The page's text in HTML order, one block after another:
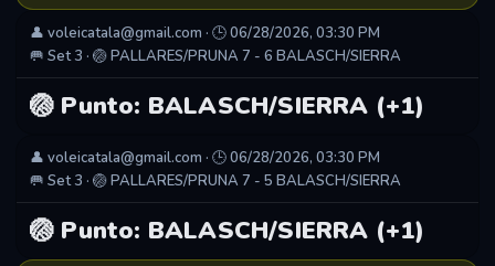
👤 voleicatala@gmail.com · 🕒 06/28/2026, 03:30 PM
🥅 Set 3 · 🏐 PALLARES/PRUNA 7 - 6 BALASCH/SIERRA
🏐 Punto: BALASCH/SIERRA (+1)
👤 voleicatala@gmail.com · 🕒 06/28/2026, 03:30 PM
🥅 Set 3 · 🏐 PALLARES/PRUNA 7 - 5 BALASCH/SIERRA
🏐 Punto: BALASCH/SIERRA (+1)